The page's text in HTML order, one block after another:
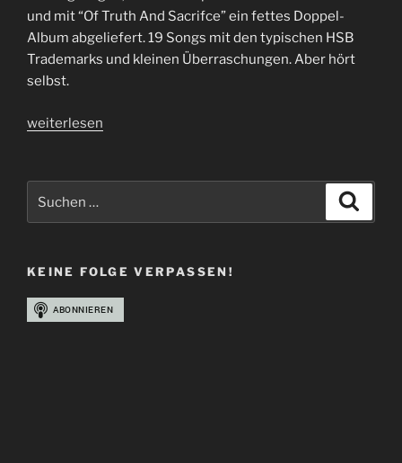
und mit “Of Truth And Sacrifce” ein fettes Doppel-
Album abgeliefert. 19 Songs mit den typischen HSB
Trademarks und kleinen Überraschungen. Aber hört
selbst.
„Folge
Blutige
Nippel“
weiterlesen
nach:
KEINE FOLGE VERPASSEN!